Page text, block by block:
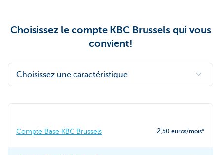
Choisissez le compte KBC Brussels qui vous
convient!
Choisissez une caractéristique
Compte Base KBC Brussels 2 ,50 euros/mois*